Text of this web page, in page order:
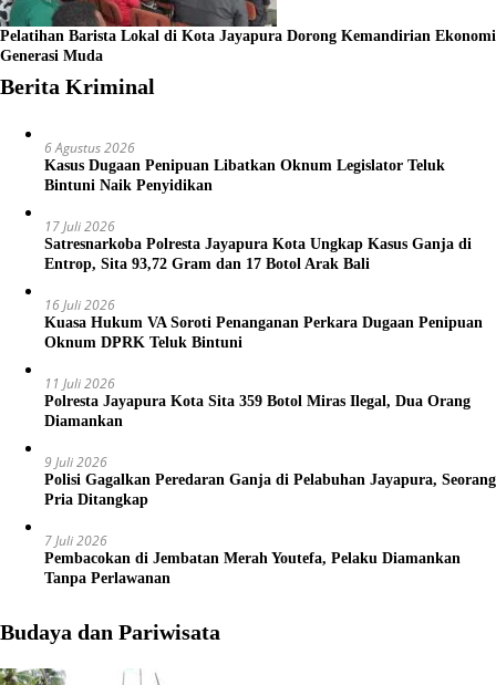
Pelatihan Barista Lokal di Kota Jayapura Dorong Kemandirian Ekonomi
Generasi Muda
Berita Kriminal
6 Agustus 2026
Kasus Dugaan Penipuan Libatkan Oknum Legislator Teluk
Bintuni Naik Penyidikan
17 Juli 2026
Satresnarkoba Polresta Jayapura Kota Ungkap Kasus Ganja di
Entrop, Sita 93,72 Gram dan 17 Botol Arak Bali
16 Juli 2026
Kuasa Hukum VA Soroti Penanganan Perkara Dugaan Penipuan
Oknum DPRK Teluk Bintuni
11 Juli 2026
Polresta Jayapura Kota Sita 359 Botol Miras Ilegal, Dua Orang
Diamankan
9 Juli 2026
Polisi Gagalkan Peredaran Ganja di Pelabuhan Jayapura, Seorang
Pria Ditangkap
7 Juli 2026
Pembacokan di Jembatan Merah Youtefa, Pelaku Diamankan
Tanpa Perlawanan
Budaya dan Pariwisata